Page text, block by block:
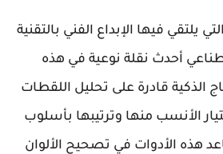
يلتقي فيها الإبداع الفني بالتقنية
أحدث نقلة نوعية في هذه
الذكية قادرة على تحليل اللقطات
الأنسب منها وترتيبها بأسلوب
هذه الأدوات في تصحيح الألوان